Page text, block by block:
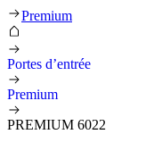
Premium
Portes d’entrée
Premium
PREMIUM 6022